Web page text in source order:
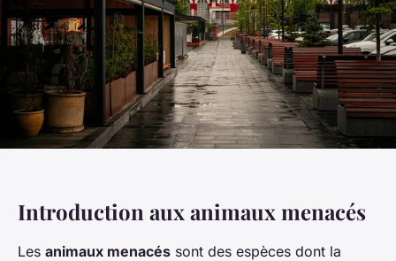
Introduction aux animaux menacés
Les animaux menacés sont des espèces dont la